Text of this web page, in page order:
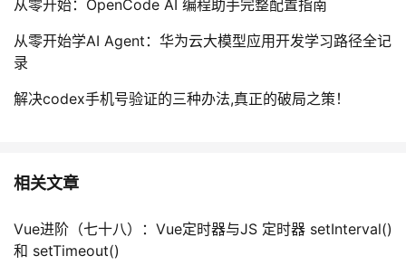
从零开始：OpenCode AI 编程助手完整配置指南
从零开始学AI Agent：华为云大模型应用开发学习路径全记
录
解决codex手机号验证的三种办法,真正的破局之策！
相关文章
Vue进阶（七十八）：Vue定时器与JS 定时器 setInterval()
和 setTimeout()